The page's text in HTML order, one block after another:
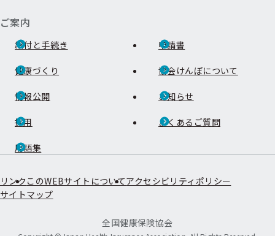
ご案内
給付と手続き 申請書
健康づくり 協会けんぽについて
情報公開 お知らせ
採用 よくあるご質問
用語集
リンク このWEBサイトについてアクセシビリティポリシー
サイトマップ
全国健康保険協会